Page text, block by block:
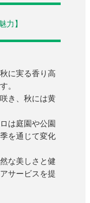
力】
に実る香り高
。
き、秋には黄
は庭園や公園
を通じて変化
な美しさと健
サービスを提